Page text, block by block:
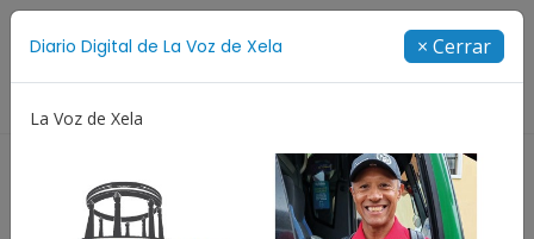
Diario Digital de La Voz de Xela × Cerrar
La Voz de Xela